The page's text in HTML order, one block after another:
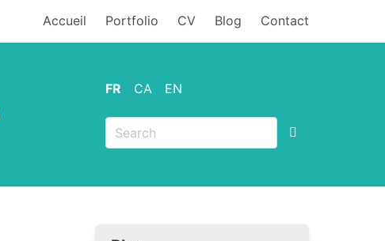
Accueil Portfolio CV Blog Contact
FR CA EN